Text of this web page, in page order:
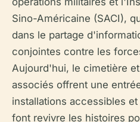
Sino-Américaine (SACI),
dans le partage
conjointes contre les
Aujourd'hui, le cimetière
associés offrent une
installations accessibles
font revivre les histoires